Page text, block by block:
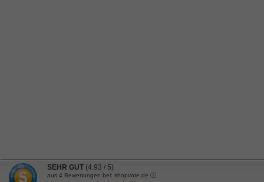
SEHR GUT (4.93 / 5)
aus 4 Bewertungen bei: shopvote.de ⓘ